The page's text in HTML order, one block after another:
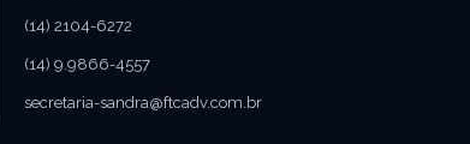
(14) 2104-6272
(14) 9.9866-4557
secretaria-sandra@ftcadv.com.br